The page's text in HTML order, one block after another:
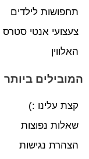
תחפושות לילדים
צעצועי אנטי סטרס
האלווין
המובילים ביותר
קצת עלינו :)
שאלות נפוצות
הצהרת נגישות